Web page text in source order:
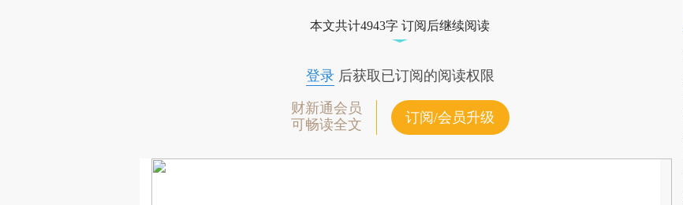
本文共计4943字 订阅后继续阅读
登录后获取已订阅的阅读权限
财新通会员
可畅读全文
订阅/会员升级